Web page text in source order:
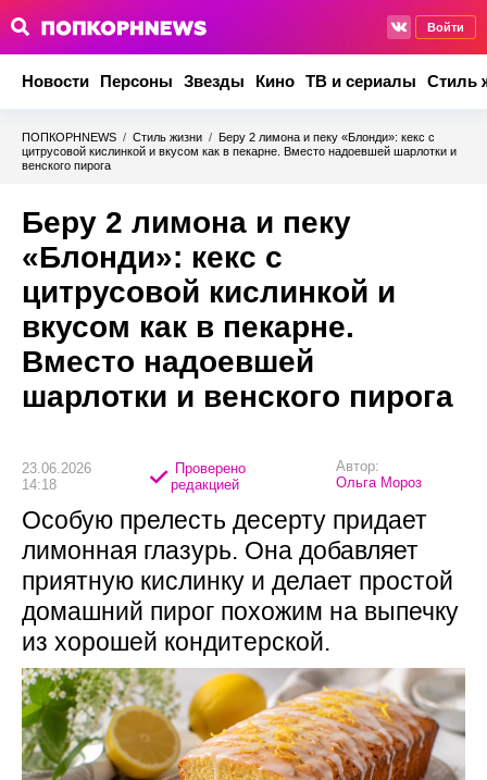
Войти
Новости Персоны Звезды Кино ТВ и сериалы Стиль
ПОПКОРНNEWS / Стиль жизни / Беру 2 лимона и пеку «Блонди»: кекс с
цитрусовой кислинкой и вкусом как в пекарне. Вместо надоевшей шарлотки и
венского пирога
Беру 2 лимона и пеку
«Блонди»: кекс с
цитрусовой кислинкой и
вкусом как в пекарне.
Вместо надоевшей
шарлотки и венского пирога
23.06.2026
14:18
Проверено
редакцией
Автор:
Ольга Мороз
Особую прелесть десерту придает
лимонная глазурь. Она добавляет
приятную кислинку и делает простой
домашний пирог похожим на выпечку
из хорошей кондитерской.